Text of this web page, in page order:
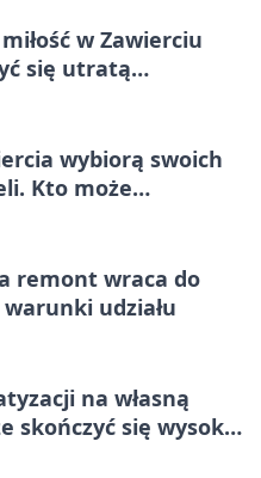
w Zawierciu
się utratą
wybiorą swoich
Kto może
remont wraca do
udziału
na własną
skończyć się wysoką